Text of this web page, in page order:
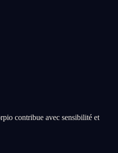
contribue avec sensibilité et